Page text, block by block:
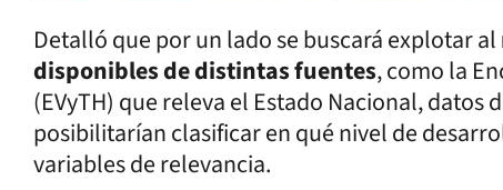
Detalló que por un lado se buscará explotar al
disponibles de distintas fuentes, como la
(EVyTH) que releva el Estado Nacional,
posibilitarían clasificar en qué nivel de
variables de relevancia.